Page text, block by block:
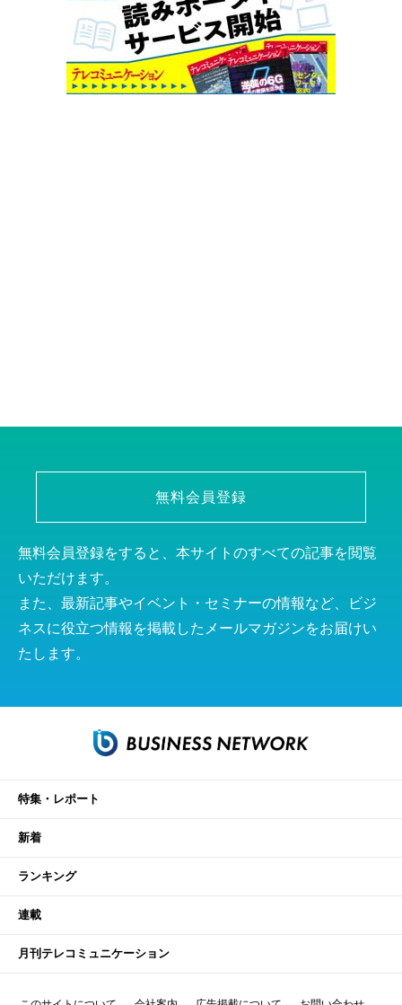
無料会員登録
無料会員登録をすると、本サイトのすべての記事を閲覧
いただけます。
また、最新記事やイベント・セミナーの情報など、ビジ
ネスに役立つ情報を掲載したメールマガジンをお届けい
たします。
特集・レポート
新着
ランキング
連載
月刊テレコミュニケーション